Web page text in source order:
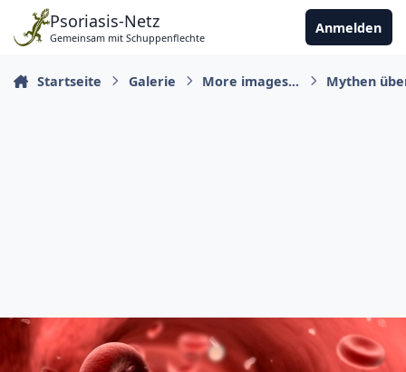
Zu Inhalt springen
Psoriasis-Netz
Gemeinsam mit Schuppenflechte
Anmelden
Startseite Galerie More images... Mythen